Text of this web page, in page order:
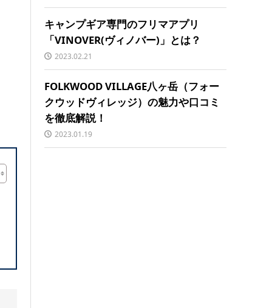
キャンプギア専門のフリマアプリ
「VINOVER(ヴィノバー)」とは？
2023.02.21
FOLKWOOD VILLAGE八ヶ岳（フォー
クウッドヴィレッジ）の魅力や口コミ
を徹底解説！
2023.01.19